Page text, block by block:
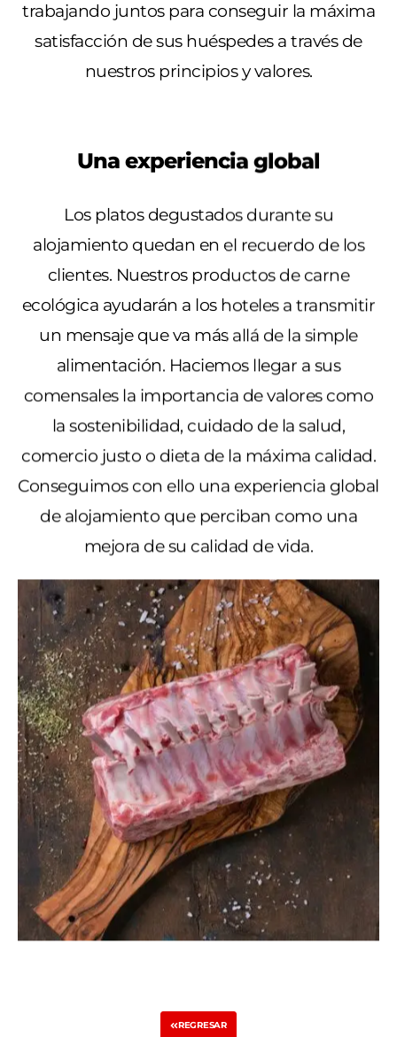
trabajando juntos para conseguir la máxima
satisfacción de sus huéspedes a través de
nuestros principios y valores.
Una experiencia global
Los platos degustados durante su
alojamiento quedan en el recuerdo de los
clientes. Nuestros productos de carne
ecológica ayudarán a los hoteles a transmitir
un mensaje que va más allá de la simple
alimentación. Haciemos llegar a sus
comensales la importancia de valores como
la sostenibilidad, cuidado de la salud,
comercio justo o dieta de la máxima calidad.
Conseguimos con ello una experiencia global
de alojamiento que perciban como una
mejora de su calidad de vida.
REGRESAR